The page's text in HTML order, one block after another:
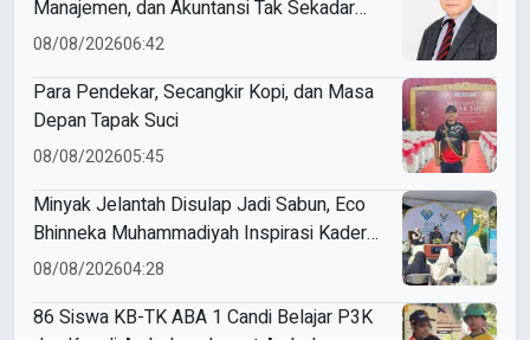
Manajemen, dan Akuntansi Tak Sekadar
Bicara Angka
08/08/202606:42
Para Pendekar, Secangkir Kopi, dan Masa
Depan Tapak Suci
08/08/202605:45
Minyak Jelantah Disulap Jadi Sabun, Eco
Bhinneka Muhammadiyah Inspirasi Kader
Nasyiatul Aisyiyah
08/08/202604:28
86 Siswa KB-TK ABA 1 Candi Belajar P3K